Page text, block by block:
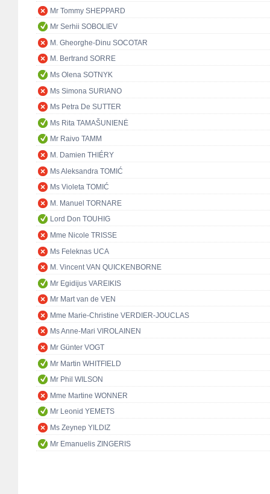
Mr Tommy SHEPPARD
Mr Serhii SOBOLIEV
M. Gheorghe-Dinu SOCOTAR
M. Bertrand SORRE
Ms Olena SOTNYK
Ms Simona SURIANO
Ms Petra De SUTTER
Ms Rita TAMAŠUNIENĖ
Mr Raivo TAMM
M. Damien THIÉRY
Ms Aleksandra TOMIĆ
Ms Violeta TOMIĆ
M. Manuel TORNARE
Lord Don TOUHIG
Mme Nicole TRISSE
Ms Feleknas UCA
M. Vincent VAN QUICKENBORNE
Mr Egidijus VAREIKIS
Mr Mart van de VEN
Mme Marie-Christine VERDIER-JOUCLAS
Ms Anne-Mari VIROLAINEN
Mr Günter VOGT
Mr Martin WHITFIELD
Mr Phil WILSON
Mme Martine WONNER
Mr Leonid YEMETS
Ms Zeynep YILDIZ
Mr Emanuelis ZINGERIS